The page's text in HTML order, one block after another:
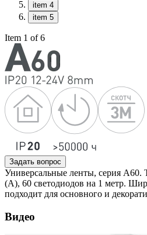
item 4
item 5
Item 1 of 6
Задать вопрос
Универсальные ленты, серия А60.
(А), 60 светодиодов на 1 метр.
подходит для основного и
Видео